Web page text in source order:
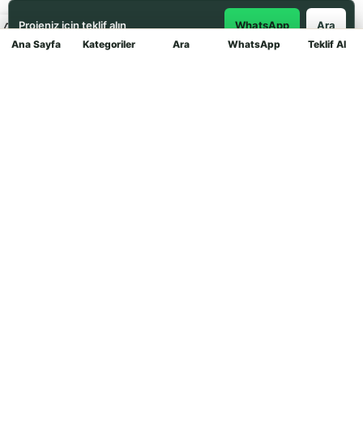
Ana Sayfa Kategoriler Ara WhatsApp Teklif Al
Projeniz için teklif alın WhatsApp Ara